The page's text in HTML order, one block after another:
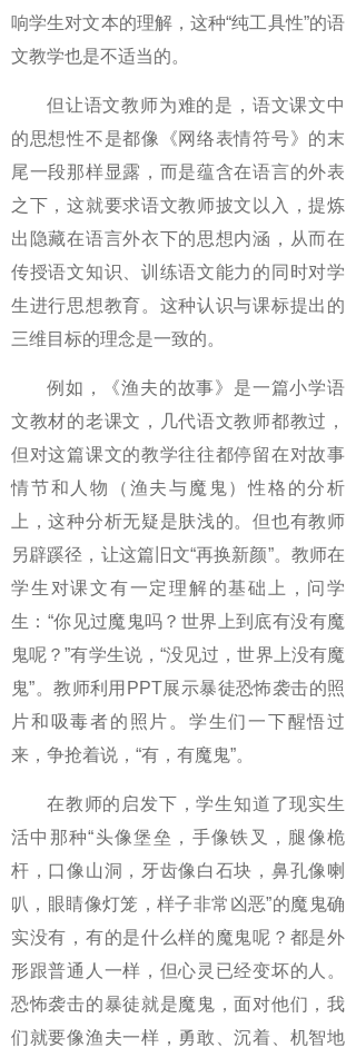
响学生对文本的理解，这种“纯工具性”的语
文教学也是不适当的。
但让语文教师为难的是，语文课文中
的思想性不是都像《网络表情符号》的末
尾一段那样显露，而是蕴含在语言的外表
之下，这就要求语文教师披文以入，提炼
出隐藏在语言外衣下的思想内涵，从而在
传授语文知识、训练语文能力的同时对学
生进行思想教育。这种认识与课标提出的
三维目标的理念是一致的。
例如，《渔夫的故事》是一篇小学语
文教材的老课文，几代语文教师都教过，
但对这篇课文的教学往往都停留在对故事
情节和人物（渔夫与魔鬼）性格的分析
上，这种分析无疑是肤浅的。但也有教师
另辟蹊径，让这篇旧文“再换新颜”。教师在
学生对课文有一定理解的基础上，问学
生：“你见过魔鬼吗？世界上到底有没有魔
鬼呢？”有学生说，“没见过，世界上没有魔
鬼”。教师利用PPT展示暴徒恐怖袭击的照
片和吸毒者的照片。学生们一下醒悟过
来，争抢着说，“有，有魔鬼”。
在教师的启发下，学生知道了现实生
活中那种“头像堡垒，手像铁叉，腿像桅
杆，口像山洞，牙齿像白石块，鼻孔像喇
叭，眼睛像灯笼，样子非常凶恶”的魔鬼确
实没有，有的是什么样的魔鬼呢？都是外
形跟普通人一样，但心灵已经变坏的人。
恐怖袭击的暴徒就是魔鬼，面对他们，我
们就要像渔夫一样，勇敢、沉着、机智地